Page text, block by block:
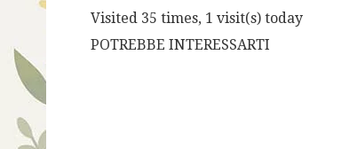
Visited 35 times, 1 visit(s) today
POTREBBE INTERESSARTI